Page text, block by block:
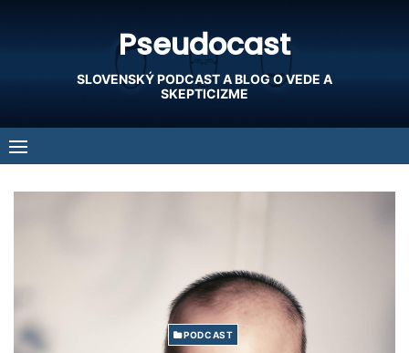
Pseudocast
SLOVENSKÝ PODCAST A BLOG O VEDE A
SKEPTICIZME
PODCAST